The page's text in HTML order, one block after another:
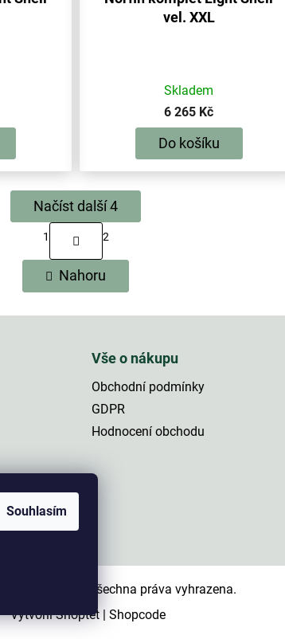
Souhlasím
vel. XXL
Skladem
6 265 Kč
Do košíku
O
v
l
á
p
i
Načíst další 4
t
r
á
n
k
1 2
Nahoru
Vše o nákupu
Obchodní podmínky
GDPR
Hodnocení obchodu
Vytvořil Shoptet| Shopcode
. Všechna práva vyhrazena.